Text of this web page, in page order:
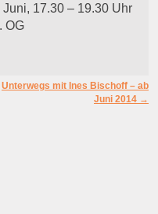
17.30 – 19.30 Uhr
OG
Unterwegs mit Ines Bischoff – ab
Juni 2014
→